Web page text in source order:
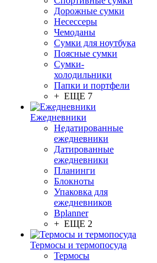
Дорожные сумки
Несессеры
Чемоданы
Сумки для ноутбука
Поясные сумки
Сумки-
холодильники
Папки и портфели
+ ЕЩЕ 7
Ежедневники
Недатированные
ежедневники
Датированные
ежедневники
Планинги
Блокноты
Упаковка для
ежедневников
Bplanner
+ ЕЩЕ 2
Термосы и термопосуда
Термосы